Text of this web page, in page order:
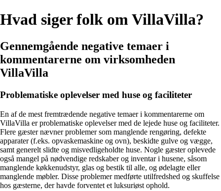
Hvad siger folk om VillaVilla?
Gennemgående negative temaer i
kommentarerne om virksomheden
VillaVilla
Problematiske oplevelser med huse og faciliteter
En af de mest fremtrædende negative temaer i kommentarerne om
VillaVilla er problematiske oplevelser med de lejede huse og faciliteter.
Flere gæster nævner problemer som manglende rengøring, defekte
apparater (f.eks. opvaskemaskine og ovn), beskidte gulve og vægge,
samt generelt slidte og misvedligeholdte huse. Nogle gæster oplevede
også mangel på nødvendige redskaber og inventar i husene, såsom
manglende køkkenudstyr, glas og bestik til alle, og ødelagte eller
manglende møbler. Disse problemer medførte utilfredshed og skuffelse
hos gæsterne, der havde forventet et luksuriøst ophold.